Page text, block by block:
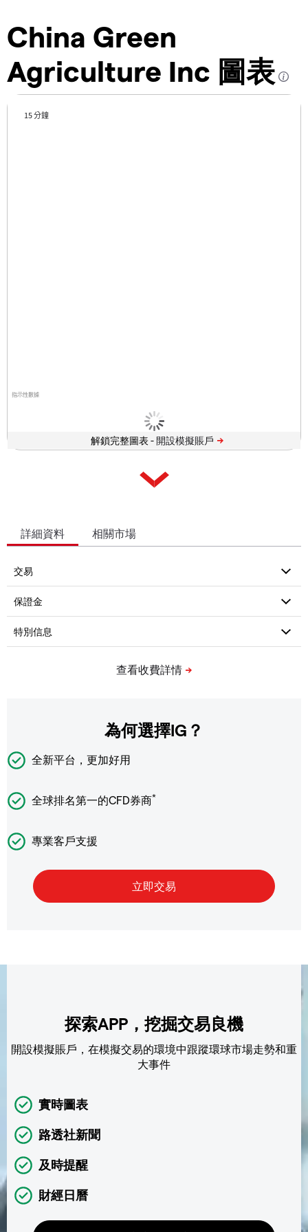
China Green
Agriculture Inc 圖表
指示性數據
15 分鐘
解鎖完整圖表 -
詳細資料 相關市場
為何選擇IG？
全新平台，更加好用
全球排名第一的CFD券商*
專業客戶支援
探索APP，挖掘交易良機
開設模擬賬戶，在模擬交易的環境中跟蹤環球市場走勢和重
大事件
實時圖表
路透社新聞
及時提醒
財經日曆